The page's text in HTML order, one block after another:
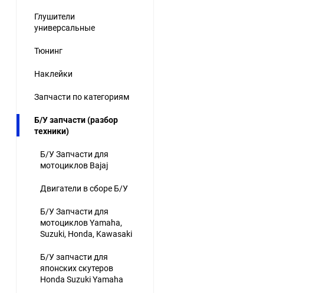
Глушители
универсальные
Тюнинг
Наклейки
Запчасти по категориям
Б/У запчасти (разбор
техники)
Б/У Запчасти для
мотоциклов Bajaj
Двигатели в сборе Б/У
Б/У Запчасти для
мотоциклов Yamaha,
Suzuki, Honda, Kawasaki
Б/У запчасти для
японских скутеров
Honda Suzuki Yamaha